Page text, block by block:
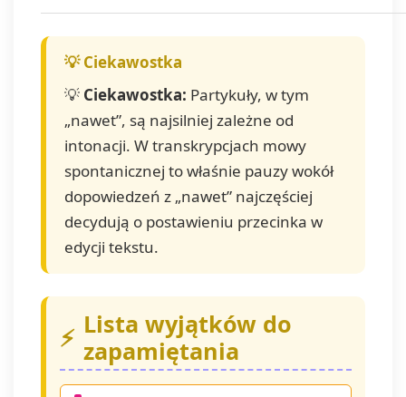
💡 Ciekawostka: Partykuły, w tym
„nawet”, są najsilniej zależne od
intonacji. W transkrypcjach mowy
spontanicznej to właśnie pauzy wokół
dopowiedzeń z „nawet” najczęściej
decydują o postawieniu przecinka w
edycji tekstu.
Lista wyjątków do
zapamiętania